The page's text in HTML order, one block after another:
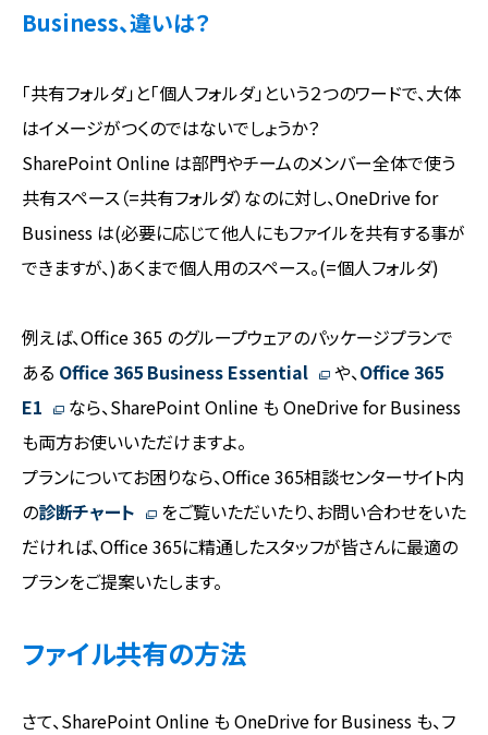
Business、違いは？
「共有フォルダ」と「個人フォルダ」という２つのワードで、大体
はイメージがつくのではないでしょうか？
SharePoint Online は部門やチームのメンバー全体で使う
共有スペース（=共有フォルダ）なのに対し、OneDrive for
Business は(必要に応じて他人にもファイルを共有する事が
できますが、)あくまで個人用のスペース。(=個人フォルダ)
例えば、Office 365 のグループウェアのパッケージプランで
ある Office 365 Business Essential や、Office 365
E1
なら、SharePoint Online も OneDrive for Business
も両方お使いいただけますよ。
プランについてお困りなら、Office 365相談センターサイト内
の診断チャート
をご覧いただいたり、お問い合わせをいた
だければ、Office 365に精通したスタッフが皆さんに最適の
プランをご提案いたします。
ファイル共有の方法
さて、SharePoint Online も OneDrive for Business も、フ